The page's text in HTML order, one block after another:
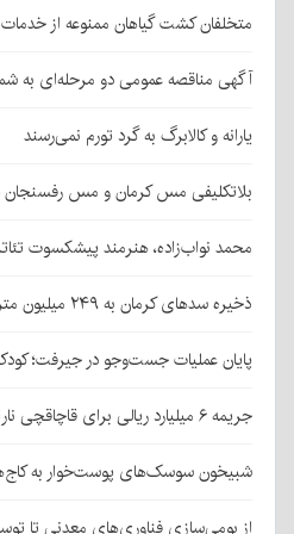
متخلفان کشت گیاهان ممنوعه از
آگهی مناقصه عمومی دو مرحله‌ای به شماره ۰۵-۱۴۰۵
یارانه و کالابرگ به گرد تورم نمی‌رسند
بلاتکلیفی مس کرمان و مس
محمد نواب‌زاده، هنرمند پیشکسوت
ذخیره سدهای کرمان به ۲۴۹ میلیون مترمکعب رسید
پایان عملیات جست‌وجو در جیرفت؛ کودک ۴ ساله دلفاردی
جریمه ۶ میلیارد ریالی برای قاچاقچی نارنگی پاکستانی در بافت
شبیخون سوسک‌های پوست‌خوار به
از بومی‌سازی فناوری‌های معدنی تا